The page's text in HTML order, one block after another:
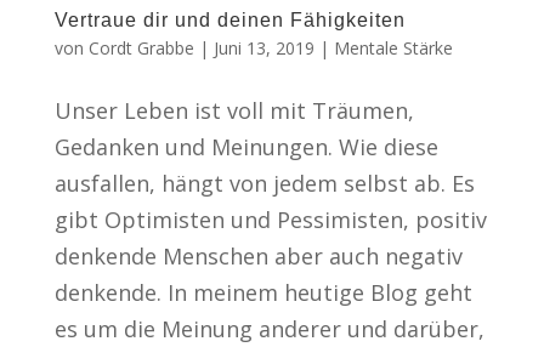
Vertraue dir und deinen Fähigkeiten
von Cordt Grabbe | Juni 13, 2019 | Mentale Stärke
Unser Leben ist voll mit Träumen,
Gedanken und Meinungen. Wie diese
ausfallen, hängt von jedem selbst ab. Es
gibt Optimisten und Pessimisten, positiv
denkende Menschen aber auch negativ
denkende. In meinem heutige Blog geht
es um die Meinung anderer und darüber,